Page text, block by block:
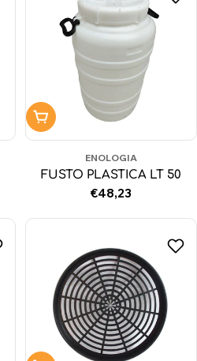
Aggiungi al carrello
ENOLOGIA
FUSTO PLASTICA LT 50
Prezzo
€48,23